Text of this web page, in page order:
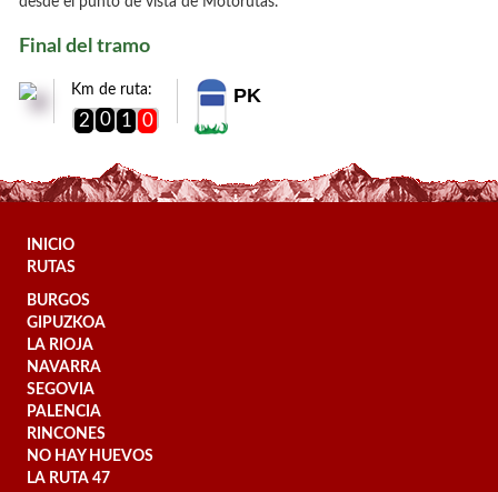
Final del tramo
Km de ruta:
2 0 1 0
PK
INICIO
RUTAS
BURGOS
GIPUZKOA
LA RIOJA
NAVARRA
SEGOVIA
PALENCIA
RINCONES
NO HAY HUEVOS
LA RUTA 47